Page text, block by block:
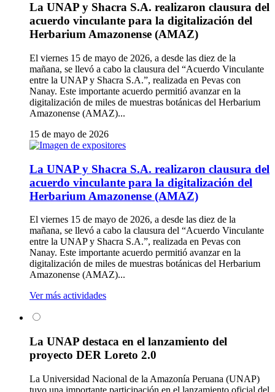
La UNAP y Shacra S.A. realizaron clausura del
acuerdo vinculante para la digitalización del
Herbarium Amazonense (AMAZ)
El viernes 15 de mayo de 2026, a desde las diez de la
mañana, se llevó a cabo la clausura del “Acuerdo Vinculante
entre la UNAP y Shacra S.A.”, realizada en Pevas con
Nanay. Este importante acuerdo permitió avanzar en la
digitalización de miles de muestras botánicas del Herbarium
Amazonense (AMAZ)...
15 de mayo de 2026
La UNAP y Shacra S.A. realizaron clausura del
acuerdo vinculante para la digitalización del
Herbarium Amazonense (AMAZ)
El viernes 15 de mayo de 2026, a desde las diez de la
mañana, se llevó a cabo la clausura del “Acuerdo Vinculante
entre la UNAP y Shacra S.A.”, realizada en Pevas con
Nanay. Este importante acuerdo permitió avanzar en la
digitalización de miles de muestras botánicas del Herbarium
Amazonense (AMAZ)...
Ver más actividades
La UNAP destaca en el lanzamiento del
proyecto DER Loreto 2.0
La Universidad Nacional de la Amazonía Peruana (UNAP)
tuvo una importante participación en el lanzamiento oficial del